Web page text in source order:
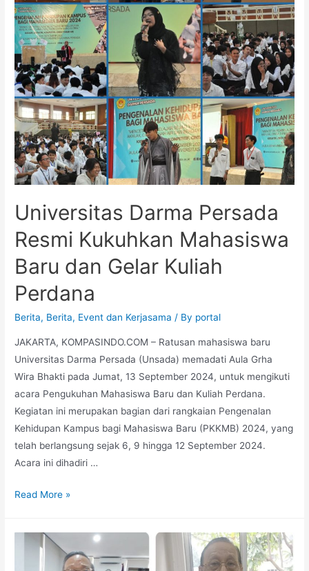
Universitas Darma Persada
Resmi Kukuhkan Mahasiswa
Baru dan Gelar Kuliah
Perdana
Berita, Berita, Event dan Kerjasama / By portal
JAKARTA, KOMPASINDO.COM – Ratusan mahasiswa baru
Universitas Darma Persada (Unsada) memadati Aula Grha
Wira Bhakti pada Jumat, 13 September 2024, untuk mengikuti
acara Pengukuhan Mahasiswa Baru dan Kuliah Perdana.
Kegiatan ini merupakan bagian dari rangkaian Pengenalan
Kehidupan Kampus bagi Mahasiswa Baru (PKKMB) 2024, yang
telah berlangsung sejak 6, 9 hingga 12 September 2024.
Acara ini dihadiri …
Read More »